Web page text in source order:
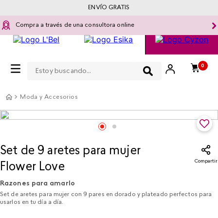
Compra a través de una consultora online
0
ENVÍO GRATIS
Moda y Accesorios
Set de 9 aretes para mujer
Flower Love
Compartir
Razones para amarlo
Set de aretes para mujer con 9 pares en dorado y plateado perfectos para
usarlos en tu día a día.